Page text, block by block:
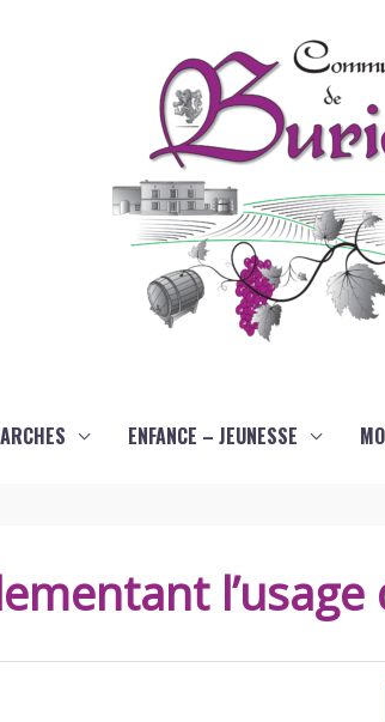
ENFANCE – JEUNESSE
l’usage